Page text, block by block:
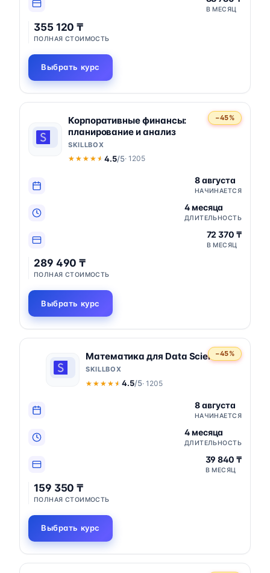
В МЕСЯЦ
355 120 ₸
ПОЛНАЯ СТОИМОСТЬ
Выбрать курс
−45%
Корпоративные финансы:
планирование и анализ
SKILLBOX
★★★★★
★★★★★ 4.5/5· 1205
8 августа
НАЧИНАЕТСЯ
4 месяца
ДЛИТЕЛЬНОСТЬ
72 370 ₸
В МЕСЯЦ
289 490 ₸
ПОЛНАЯ СТОИМОСТЬ
Выбрать курс
−45%
Математика для Data Science
SKILLBOX
★★★★★
★★★★★ 4.5/5· 1205
8 августа
НАЧИНАЕТСЯ
4 месяца
ДЛИТЕЛЬНОСТЬ
39 840 ₸
В МЕСЯЦ
159 350 ₸
ПОЛНАЯ СТОИМОСТЬ
Выбрать курс